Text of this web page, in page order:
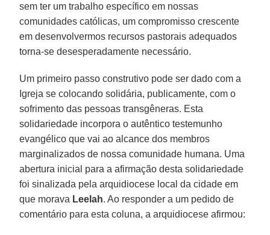
sem ter um trabalho específico em nossas
comunidades católicas, um compromisso crescente
em desenvolvermos recursos pastorais adequados
torna-se desesperadamente necessário.
Um primeiro passo construtivo pode ser dado com a
Igreja se colocando solidária, publicamente, com o
sofrimento das pessoas transgêneras. Esta
solidariedade incorpora o autêntico testemunho
evangélico que vai ao alcance dos membros
marginalizados de nossa comunidade humana. Uma
abertura inicial para a afirmação desta solidariedade
foi sinalizada pela arquidiocese local da cidade em
que morava Leelah. Ao responder a um pedido de
comentário para esta coluna, a arquidiocese afirmou: